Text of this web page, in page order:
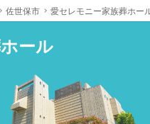
佐世保市 愛セレモニー家族葬ホー
ール